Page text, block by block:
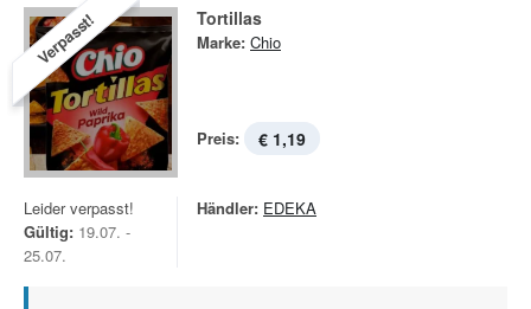
Verpasst! Tortillas
Marke: Chio
Preis: € 1,19
Leider verpasst!
Gültig: 19.07. -
25.07.
Händler: EDEKA